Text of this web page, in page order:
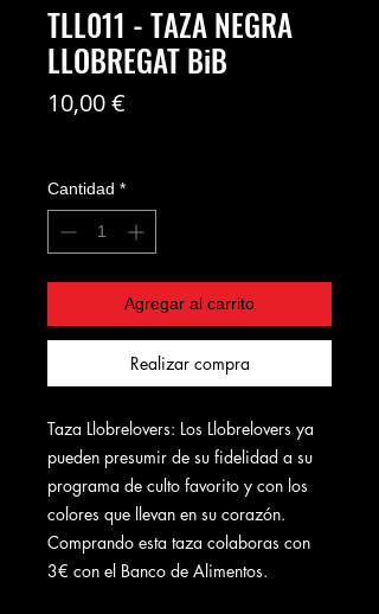
TLL011 - TAZA NEGRA
LLOBREGAT BiB
10,00 €
Cantidad *
Agregar al carrito
Realizar compra
Taza Llobrelovers: Los Llobrelovers ya
pueden presumir de su fidelidad a su
programa de culto favorito y con los
colores que llevan en su corazón.
Comprando esta taza colaboras con
3€ con el Banco de Alimentos.